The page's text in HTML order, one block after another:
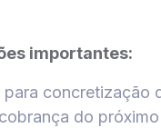
importantes:
para concretização
do